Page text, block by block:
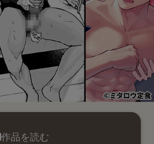
作品を読む